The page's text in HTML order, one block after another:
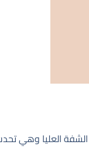
الشفة العليا وهي